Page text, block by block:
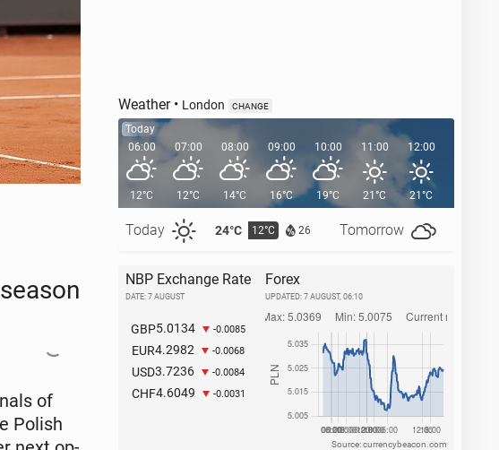
of
Polish
Weather• London CHANGE
Today
06:00
12°C
Today 24°C 12°C 26 Tomorrow
07:00
12°C
08:00
14°C
09:00
16°C
10:00
19°C
11:00
21°C
12:00
21°C
NBP Exchange Rate
DATE: 7 AUGUST
GBP5.0134 -0.0085
EUR4.2982 -0.0068
USD3.7236 -0.0084
CHF4.6049 -0.0031
Forex
UPDATED: 7 AUGUST, 06:10
Source: currencybeacon.com